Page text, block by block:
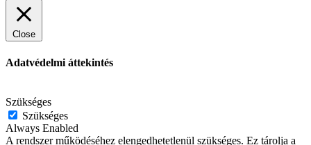
Close
Adatvédelmi áttekintés
Szükséges
Szükséges
Always Enabled
A rendszer működéséhez elengedhetetlenül szükséges. Ez tárolja a